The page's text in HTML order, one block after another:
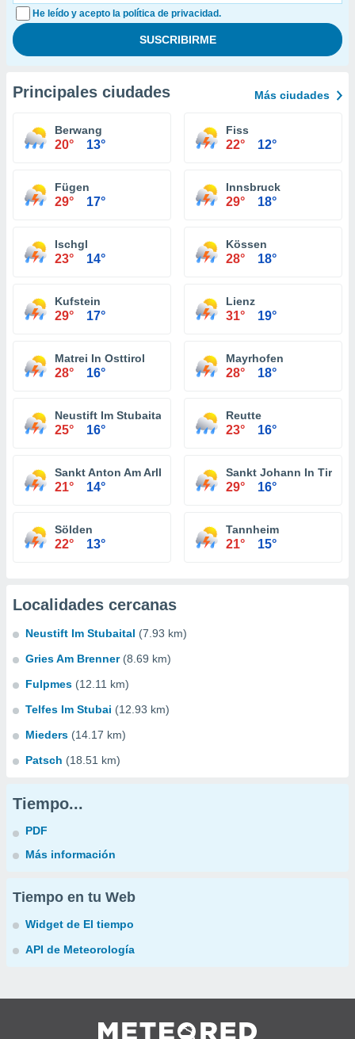
He leído y acepto la política de privacidad.
Principales ciudades Más ciudades
Berwang
20° 13°
Fiss
22° 12°
Fügen
29° 17°
Innsbruck
29° 18°
Ischgl
23° 14°
Kössen
28° 18°
Kufstein
29° 17°
Lienz
31° 19°
Matrei In Osttirol
28° 16°
Mayrhofen
28° 18°
Neustift Im Stubaital
25° 16°
Reutte
23° 16°
Sankt Anton Am Arlberg
21° 14°
Sankt Johann In Tirol
29° 16°
Sölden
22° 13°
Tannheim
21° 15°
Localidades cercanas
Neustift Im Stubaital (7.93 km)
Gries Am Brenner (8.69 km)
Fulpmes (12.11 km)
Telfes Im Stubai (12.93 km)
Mieders (14.17 km)
Patsch (18.51 km)
Tiempo...
PDF
Más información
Tiempo en tu Web
Widget de El tiempo
API de Meteorología